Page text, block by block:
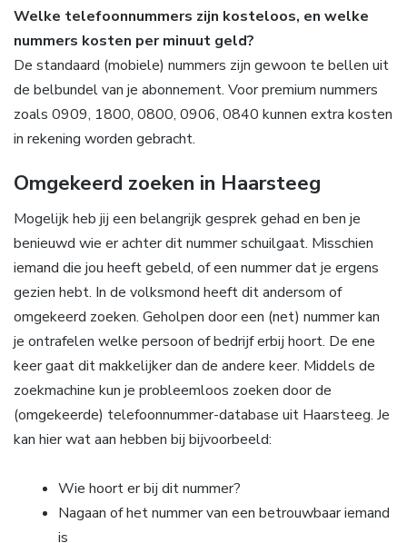
Welke telefoonnummers zijn kosteloos, en welke
nummers kosten per minuut geld?
De standaard (mobiele) nummers zijn gewoon te bellen uit
de belbundel van je abonnement. Voor premium nummers
zoals 0909, 1800, 0800, 0906, 0840 kunnen extra kosten
in rekening worden gebracht.
Omgekeerd zoeken in Haarsteeg
Mogelijk heb jij een belangrijk gesprek gehad en ben je
benieuwd wie er achter dit nummer schuilgaat. Misschien
iemand die jou heeft gebeld, of een nummer dat je ergens
gezien hebt. In de volksmond heeft dit andersom of
omgekeerd zoeken. Geholpen door een (net) nummer kan
je ontrafelen welke persoon of bedrijf erbij hoort. De ene
keer gaat dit makkelijker dan de andere keer. Middels de
zoekmachine kun je probleemloos zoeken door de
(omgekeerde) telefoonnummer-database uit Haarsteeg. Je
kan hier wat aan hebben bij bijvoorbeeld:
Wie hoort er bij dit nummer?
Nagaan of het nummer van een betrouwbaar iemand
is